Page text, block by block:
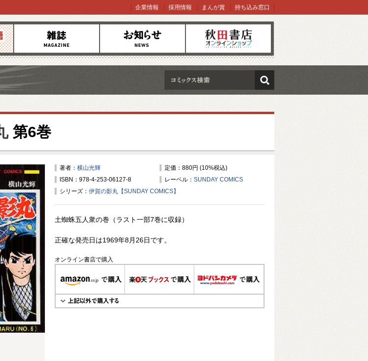
雑誌 お知らせ オンラインショップ
企業情報 採用情報 まんが賞 持ち込み窓口
検索
第6巻
著者： 横山光輝
定価：880円 (10%税込)
ISBN：978-4-253-06127-8
レーベル： SUNDAY COMICS
シリーズ： 伊賀の影丸【SUNDAY COMICS】
土蜘蛛五人衆の巻（ラスト一部7巻に収録）
正確な発売日は1969年8月26日です。
オンライン書店で購入